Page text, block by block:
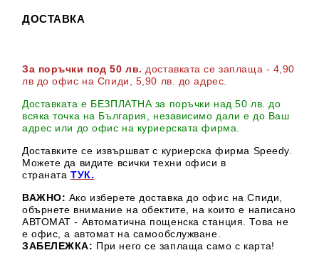
ДОСТАВКА
За поръчки под 50 лв. доставката се заплаща - 4,90
лв до офис на Спиди
, 5,90 лв. до адрес
Доставката е БЕЗПЛАТНА за поръчки над 50 лв. до
всяка точка на България, независимо дали е до Ваш
адрес или до офис на куриерската фирма.
Доставките се извършват с куриерска фирма Speedy.
Можете да видите всички техни офиси в
страната ТУК.
ВАЖНО: Ако изберете доставка до офис на Спиди,
обърнете внимание на обектите, на които е написано
АВТОМАТ - Автоматична пощенска станция. Това не
е офис, а автомат на самообслужване.
ЗАБЕЛЕЖКА: При него се заплаща само с карта!